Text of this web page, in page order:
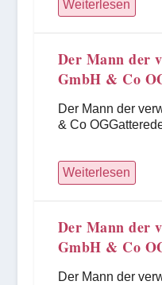
Weiterlesen
Der Mann der
GmbH & Co
Der Mann der
& Co
Weiterlesen
Der Mann der
GmbH & Co
Der Mann der